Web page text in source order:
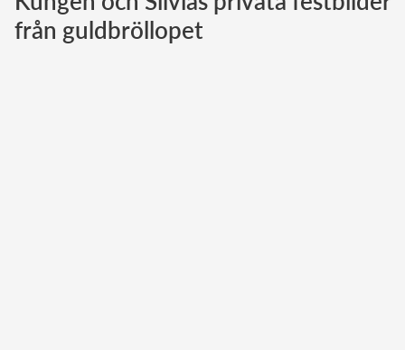
Norska kungahuset
från guldbröllopet